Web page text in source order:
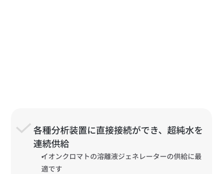
各種分析装置に直接接続ができ、超純水を
連続供給
イオンクロマトの溶離液ジェネレーターの供給に最
適です